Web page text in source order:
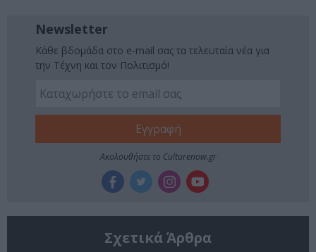
Newsletter
Κάθε βδομάδα στο e-mail σας τα τελευταία νέα για
την Τέχνη και τον Πολιτισμό!
Ακολουθήστε το Culturenow.gr
Σχετικά Άρθρα